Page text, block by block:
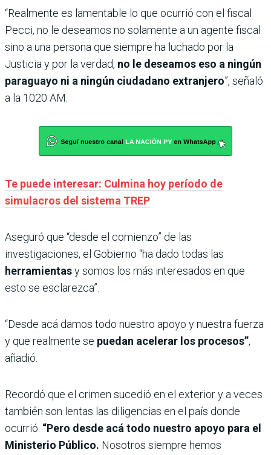
“Realmente es lamentable lo que ocurrió con el fiscal
Pecci, no le deseamos no solamente a un agente fiscal
sino a una persona que siempre ha luchado por la
Justicia y por la verdad, no le deseamos eso a ningún
paraguayo ni a ningún ciudadano extranjero”, señaló
a la 1020 AM.
Te puede interesar: Culmina hoy período de
simulacros del sistema TREP
Aseguró que “desde el comienzo” de las
investigaciones, el Gobierno “ha dado todas las
herramientasy somos los más interesados en que
esto se esclarezca”.
“Desde acá damos todo nuestro apoyo y nuestra fuerza
y que realmente se puedan acelerar los procesos”,
añadió.
Recordó que el crimen sucedió en el exterior y a veces
también son lentas las diligencias en el país donde
ocurrió. “Pero desde acá todo nuestro apoyo para el
Ministerio Público. Nosotros siempre hemos